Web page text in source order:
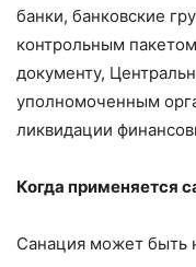
банки, банковские
контрольным
документу,
уполномоченным
ликвидации
Когда применяется
Санация может быть